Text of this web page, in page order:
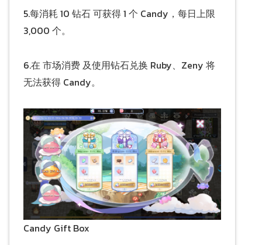
5.每消耗 10 钻石 可获得 1 个 Candy，每日上限
3,000 个。
6.在 市场消费 及使用钻石兑换 Ruby、Zeny 将
无法获得 Candy。
Candy Gift Box